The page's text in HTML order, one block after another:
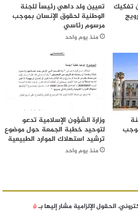
تفكيك
تعيين ولد داهي رئيساً للجنة
الوطنية لحقوق الإنسان بموجب
مرسوم رئاسي
منذ يوم واحد
وزارة الشؤون الإسلامية تدعو
لتوحيد خطبة الجمعة حول موضوع
ترشيد استهلاك الموارد الطبيعية
منذ يوم واحد
الحقول الإلزامية مشار إليها بـ*